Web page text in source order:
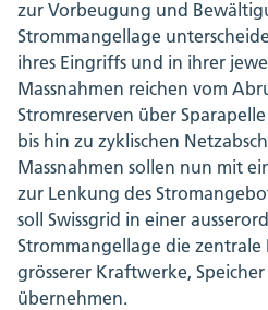
zur Vorbeugung und
Strommangellage
ihres Eingriffs und in ihrer
Massnahmen reichen vom
Stromreserven über
bis hin zu zyklischen
Massnahmen sollen nun mit
zur Lenkung des
soll Swissgrid in einer
Strommangellage die
grösserer Kraftwerke,
übernehmen.